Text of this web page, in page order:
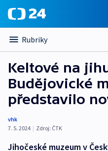
Rubriky
Keltové na
Budějovické
představilo
vhk
7. 5. 2024 | Zdroj: ČTK
Jihočeské muzeum v